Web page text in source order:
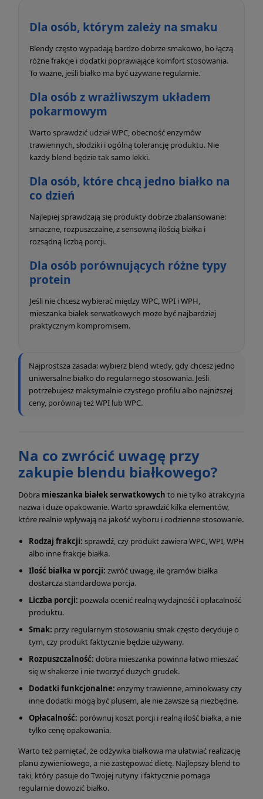
Dla osób, którym zależy na smaku
Blendy często wypadają bardzo dobrze smakowo, bo łączą
różne frakcje i dodatki poprawiające komfort stosowania.
To ważne, jeśli białko ma być używane regularnie.
Dla osób z wrażliwszym układem
pokarmowym
Warto sprawdzić udział WPC, obecność enzymów
trawiennych, słodziki i ogólną tolerancję produktu. Nie
każdy blend będzie tak samo lekki.
Dla osób, które chcą jedno białko na
co dzień
Najlepiej sprawdzają się produkty dobrze zbalansowane:
smaczne, rozpuszczalne, z sensowną ilością białka i
rozsądną liczbą porcji.
Dla osób porównujących różne typy
protein
Jeśli nie chcesz wybierać między WPC, WPI i WPH,
mieszanka białek serwatkowych może być najbardziej
praktycznym kompromisem.
Najprostsza zasada: wybierz blend wtedy, gdy chcesz jedno
uniwersalne białko do regularnego stosowania. Jeśli
potrzebujesz maksymalnie czystego profilu albo najniższej
ceny, porównaj też WPI lub WPC.
Na co zwrócić uwagę przy
zakupie blendu białkowego?
Dobra mieszanka białek serwatkowych to nie tylko atrakcyjna
nazwa i duże opakowanie. Warto sprawdzić kilka elementów,
które realnie wpływają na jakość wyboru i codzienne stosowanie.
Rodzaj frakcji: sprawdź, czy produkt zawiera WPC, WPI, WPH
albo inne frakcje białka.
Ilość białka w porcji: zwróć uwagę, ile gramów białka
dostarcza standardowa porcja.
Liczba porcji: pozwala ocenić realną wydajność i opłacalność
produktu.
Smak: przy regularnym stosowaniu smak często decyduje o
tym, czy produkt faktycznie będzie używany.
Rozpuszczalność: dobra mieszanka powinna łatwo mieszać
się w shakerze i nie tworzyć dużych grudek.
Dodatki funkcjonalne: enzymy trawienne, aminokwasy czy
inne dodatki mogą być plusem, ale nie zawsze są niezbędne.
Opłacalność: porównuj koszt porcji i realną ilość białka, a nie
tylko cenę opakowania.
Warto też pamiętać, że odżywka białkowa ma ułatwiać realizację
planu żywieniowego, a nie zastępować dietę. Najlepszy blend to
taki, który pasuje do Twojej rutyny i faktycznie pomaga
regularnie dowozić białko.